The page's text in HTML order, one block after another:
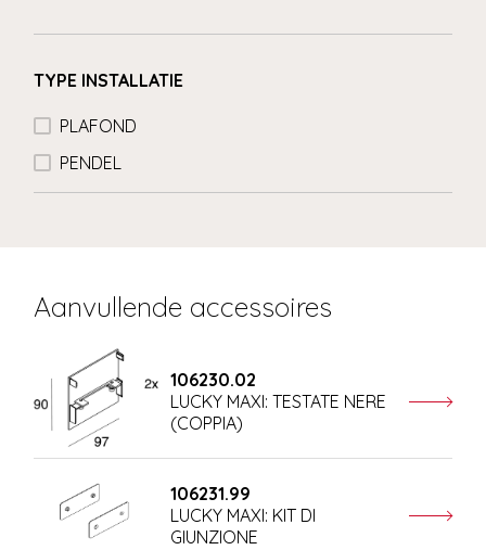
TYPE INSTALLATIE
PLAFOND
PENDEL
Aanvullende accessoires
106230.02
LUCKY MAXI: TESTATE NERE
(COPPIA)
106231.99
LUCKY MAXI: KIT DI
GIUNZIONE